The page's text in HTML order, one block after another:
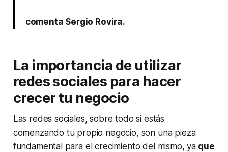
comenta Sergio Rovira.
La importancia de utilizar
redes sociales para hacer
crecer tu negocio
Las redes sociales, sobre todo si estás
comenzando tu propio negocio, son una pieza
fundamental para el crecimiento del mismo, ya que